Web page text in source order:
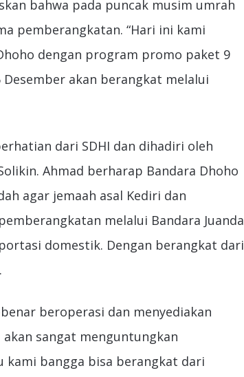
bahwa pada puncak musim umrah
pemberangkatan. “Hari ini kami
dengan program promo paket 9
akan berangkat melalui
dari SDHI dan dihadiri oleh
Ahmad berharap Bandara Dhoho
agar jemaah asal Kediri dan
melalui Bandara Juanda
domestik. Dengan berangkat dari
beroperasi dan menyediakan
sangat menguntungkan
kami bangga bisa berangkat dari